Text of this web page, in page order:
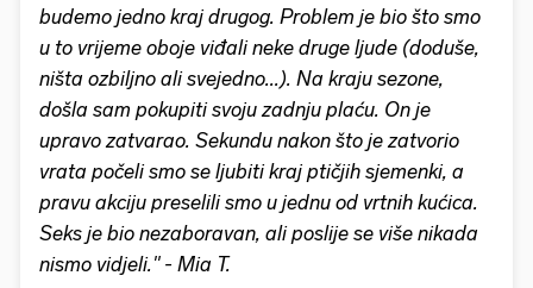
budemo jedno kraj drugog. Problem je bio što smo
u to vrijeme oboje viđali neke druge ljude (doduše,
ništa ozbiljno ali svejedno...). Na kraju sezone,
došla sam pokupiti svoju zadnju plaću. On je
upravo zatvarao. Sekundu nakon što je zatvorio
vrata počeli smo se ljubiti kraj ptičjih sjemenki, a
pravu akciju preselili smo u jednu od vrtnih kućica.
Seks je bio nezaboravan, ali poslije se više nikada
nismo vidjeli." - Mia T.